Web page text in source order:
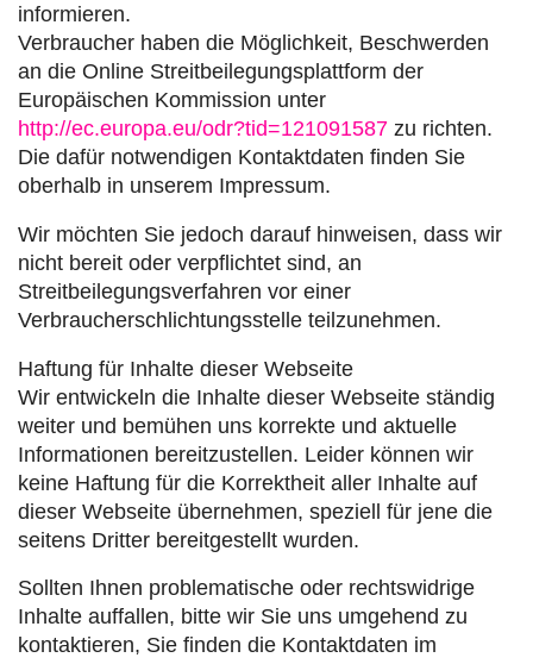
informieren.
Verbraucher haben die Möglichkeit, Beschwerden
an die Online Streitbeilegungsplattform der
Europäischen Kommission unter
http://ec.europa.eu/odr?tid=121091587 zu richten.
Die dafür notwendigen Kontaktdaten finden Sie
oberhalb in unserem Impressum.
Wir möchten Sie jedoch darauf hinweisen, dass wir
nicht bereit oder verpflichtet sind, an
Streitbeilegungsverfahren vor einer
Verbraucherschlichtungsstelle teilzunehmen.
Haftung für Inhalte dieser Webseite
Wir entwickeln die Inhalte dieser Webseite ständig
weiter und bemühen uns korrekte und aktuelle
Informationen bereitzustellen. Leider können wir
keine Haftung für die Korrektheit aller Inhalte auf
dieser Webseite übernehmen, speziell für jene die
seitens Dritter bereitgestellt wurden.
Sollten Ihnen problematische oder rechtswidrige
Inhalte auffallen, bitte wir Sie uns umgehend zu
kontaktieren, Sie finden die Kontaktdaten im